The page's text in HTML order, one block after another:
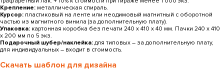
Крепление: металлическая спираль.
Курсор: пластиковый на ленте или неодимовый магнитный с оборотной
частью из магнитного винила (за дополнительную плату).
Упаковка: картонная коробка без печати 240 x 410 x 40 мм. Пачки 240 x 410
x 200 мм по 5 экз.
Подарочный шубер/наклейка: для типовых ― за дополнительную плату,
для индивидуальных ― входит в стоимость.
Скачать шаблон для дизайна